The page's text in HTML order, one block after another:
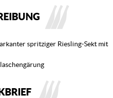
spritziger Riesling-Sekt mit